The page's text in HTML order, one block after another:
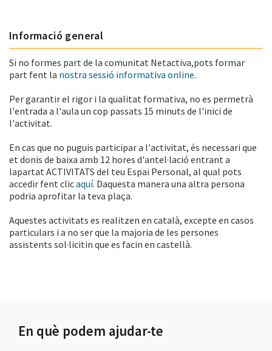
Informació general
Si no formes part de la comunitat Netactiva,pots formar
part fent la nostra sessió informativa online.
Per garantir el rigor i la qualitat formativa, no es permetrà
l'entrada a l'aula un cop passats 15 minuts de l'inici de
l'activitat.
En cas que no puguis participar a l'activitat, és necessari que
et donis de baixa amb 12 hores d'antel·lació entrant a
lapartat ACTIVITATS del teu Espai Personal, al qual pots
accedir fent clicaquí. Daquesta manera una altra persona
podria aprofitar la teva plaça.
Aquestes activitats es realitzen en català, excepte en casos
particulars i a no ser que la majoria de les persones
assistents sol·licitin que es facin en castellà.
En què podem ajudar-te